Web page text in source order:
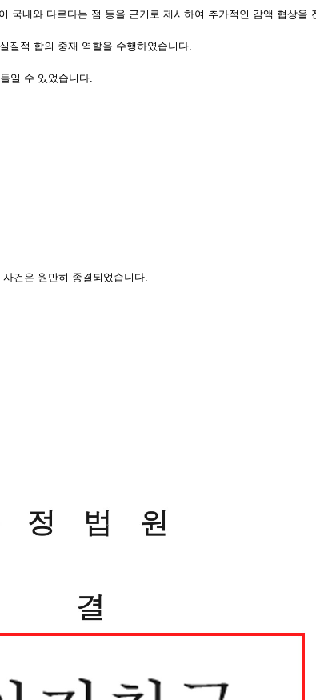
국내와 다르다는 점 등을 근거로 제시하여 추가적인 감액 협상을
질적 합의 중재 역할을 수행하였습니다.
일 수 있었습니다.
건은 원만히 종결되었습니다.